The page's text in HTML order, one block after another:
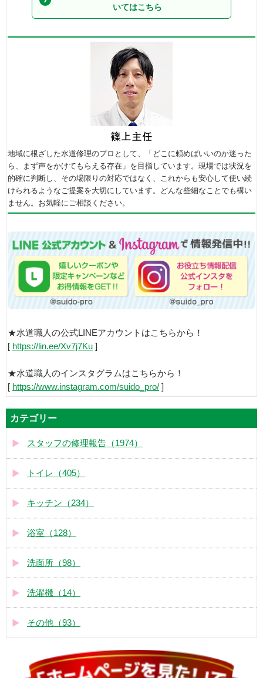
いてはこちら
地域に根ざした水道修理のプロとして、「どこに頼めばいいのか迷った
ら、まず声をかけてもらえる存在」を目指しています。現場では状況を
的確に判断し、その場限りの対応ではなく、これからも安心して使い続
けられるようなご提案を大切にしています。どんな些細なことでも構い
ません。お気軽にご相談ください。
★水道職人の公式LINEアカウントはこちらから！
[ https://lin.ee/Xv7j7Ku ]
★水道職人のインスタグラムはこちらから！
[ https://www.instagram.com/suido_pro/ ]
カテゴリー
スタッフの修理報告（1974）
トイレ（405）
キッチン（234）
浴室（128）
洗面所（98）
洗濯機（14）
その他（93）